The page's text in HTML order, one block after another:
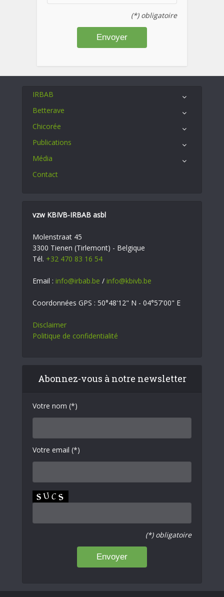
(*) obligatoire
IRBAB
Betterave
Chicorée
Publications
Média
Contact
vzw KBIVB-IRBAB asbl
Molenstraat 45
3300 Tienen (Tirlemont) - Belgique
Tél. +32 470 83 16 54
Email : info@irbab.be / info@kbivb.be
Coordonnées GPS : 50°48'12" N - 04°57'00" E
Disclaimer
Politique de confidentialité
Abonnez-vous à notre newsletter
Votre nom (*)
Votre email (*)
(*) obligatoire